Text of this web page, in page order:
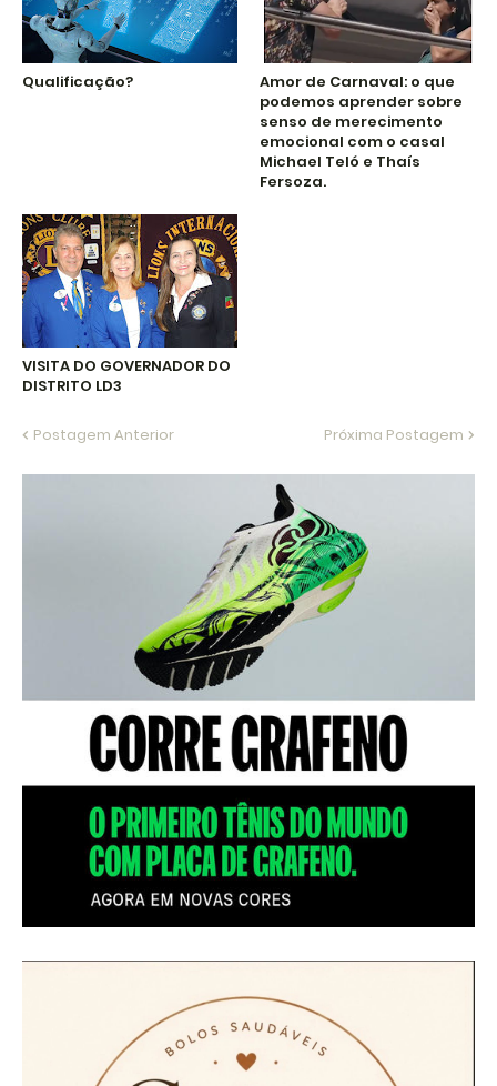
Qualificação?
Amor de Carnaval: o que
podemos aprender sobre
senso de merecimento
emocional com o casal
Michael Teló e Thaís
Fersoza.
VISITA DO GOVERNADOR DO
DISTRITO LD3
Postagem Anterior Próxima Postagem